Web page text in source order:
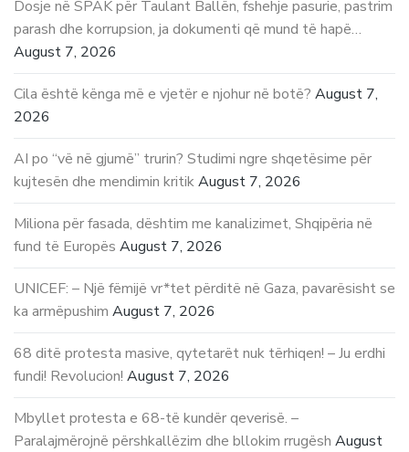
Dosje në SPAK për Taulant Ballën, fshehje pasurie, pastrim
parash dhe korrupsion, ja dokumenti që mund të hapë…
August 7, 2026
Cila është kënga më e vjetër e njohur në botë? August 7,
2026
AI po “vë në gjumë” trurin? Studimi ngre shqetësime për
kujtesën dhe mendimin kritikAugust 7, 2026
Miliona për fasada, dështim me kanalizimet, Shqipëria në
fund të Europës August 7, 2026
UNICEF: – Një fëmijë vr*tet përditë në Gaza, pavarësisht se
ka armëpushim August 7, 2026
68 ditë protesta masive, qytetarët nuk tërhiqen! – Ju erdhi
fundi! Revolucion! August 7, 2026
Mbyllet protesta e 68-të kundër qeverisë. –
Paralajmërojnë përshkallëzim dhe bllokim rrugësh August